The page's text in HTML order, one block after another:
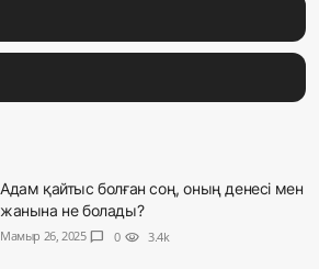
Адам қайтыс болған соң, оның денесі мен
жанына не болады?
Мамыр 26, 2025 chat_bubble 0 visibility 3.4k